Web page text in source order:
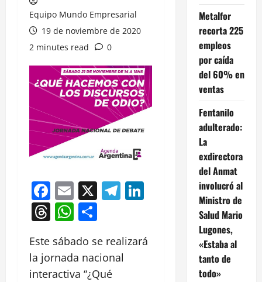
Equipo Mundo Empresarial
19 de noviembre de 2020
2 minutes read
0
Facebook
Email
X Telegram
LinkedIn
Threads
WhatsApp
Este sábado se realizará
la jornada nacional
interactiva “¿Qué
Metalfor
recorta 225
empleos
por caída
del 60% en
ventas
Fentanilo
adulterado:
La
exdirectora
del Anmat
involucró al
Ministro de
Salud Mario
Lugones,
«Estaba al
tanto de
todo»